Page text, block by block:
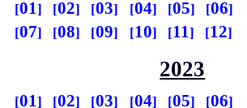
01 02 03 04 05
06
07
08 09 10 11 12
2023
01 02 03 04 05
06